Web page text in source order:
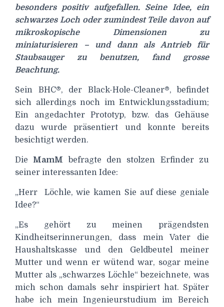
besonders positiv aufgefallen. Seine Idee, ein
schwarzes Loch oder zumindest Teile davon auf
mikroskopische Dimensionen zu
miniaturisieren – und dann als Antrieb für
Staubsauger zu benutzen, fand grosse
Beachtung.
Sein BHC®, der Black-Hole-Cleaner®, befindet
sich allerdings noch im Entwicklungsstadium;
Ein angedachter Prototyp, bzw. das Gehäuse
dazu wurde präsentiert und konnte bereits
besichtigt werden.
Die MamM befragte den stolzen Erfinder zu
seiner interessanten Idee:
„Herr
Löchle, wie kamen Sie auf diese geniale
Idee?“
„Es gehört zu meinen prägendsten
Kindheitserinnerungen, dass mein Vater die
Haushaltskasse und den Geldbeutel meiner
Mutter und wenn er wütend war, sogar meine
Mutter als „schwarzes Löchle“ bezeichnete, was
mich schon damals sehr inspiriert hat. Später
habe ich mein Ingenieurstudium im Bereich